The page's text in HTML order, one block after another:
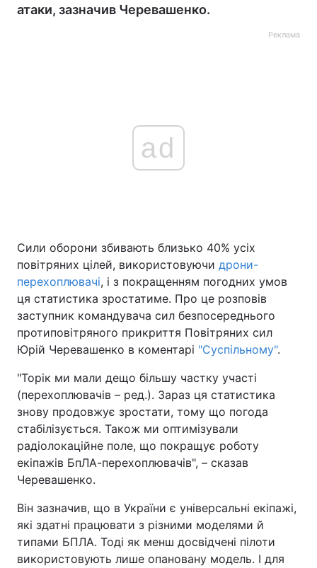
атаки, зазначив Черевашенко.
Реклама
ad
Сили оборони збивають близько 40% усіх
повітряних цілей, використовуючи дрони-
перехоплювачі, і з покращенням погодних умов
ця статистика зростатиме. Про це розповів
заступник командувача сил безпосереднього
протиповітряного прикриття Повітряних сил
Юрій Черевашенко в коментарі "Суспільному".
"Торік ми мали дещо більшу частку участі
(перехоплювачів – ред.). Зараз ця статистика
знову продовжує зростати, тому що погода
стабілізується. Також ми оптимізували
радіолокаційне поле, що покращує роботу
екіпажів БпЛА-перехоплювачів", – сказав
Черевашенко.
Він зазначив, що в України є універсальні екіпажі,
які здатні працювати з різними моделями й
типами БПЛА. Тоді як менш досвідчені пілоти
використовують лише опановану модель. І для